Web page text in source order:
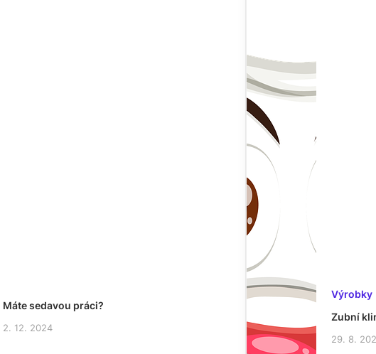
Máte sedavou práci?
2. 12. 2024
Výrobky
Zubní
29. 8.